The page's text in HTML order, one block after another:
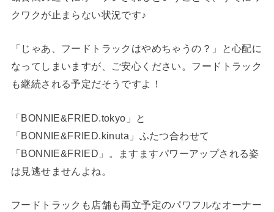
クワクが止まらない状況です♪
「じゃあ、フードトラックはやめちゃうの？」と心配に
なってしまいますが、ご安心ください。フードトラック
も継続される予定だそうですよ！
「BONNIE&FRIED.tokyo」と
「BONNIE&FRIED.kinuta」ふたつ合わせて
「BONNIE&FRIED」。ますますパワーアップされる姿
は見逃せませんよね。
フードトラックも店舗も両立予定のパワフルなオーナー